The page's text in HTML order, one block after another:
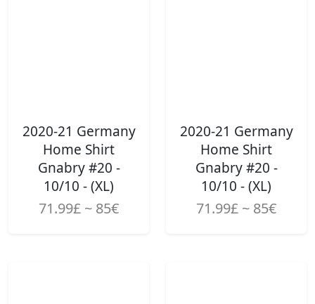
2020-21 Germany
Home Shirt
Gnabry #20 -
10/10 - (XL)
71.99£ ~ 85€
2020-21 Germany
Home Shirt
Gnabry #20 -
10/10 - (XL)
71.99£ ~ 85€